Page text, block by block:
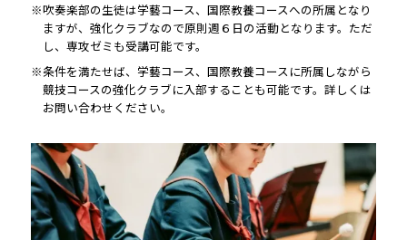
※吹奏楽部の生徒は学藝コース、国際教養コースへの所属となり
ますが、強化クラブなので原則週６日の活動となります。ただ
し、専攻ゼミも受講可能です。
※条件を満たせば、学藝コース、国際教養コースに所属しながら
競技コースの強化クラブに入部することも可能です。詳しくは
お問い合わせください。